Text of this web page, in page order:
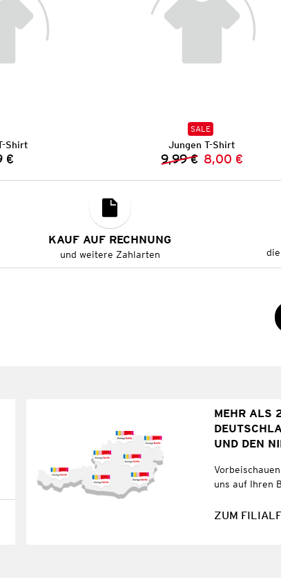
Shirt
€
SALE
Jungen T-Shirt
Vorheriger
9,99 € Neuer Preis:
8,00 €
KAUF AUF RECHNUNG
und weitere Zahlarten
MEHR ALS
UND DEN
uns auf Ihren
ZUM